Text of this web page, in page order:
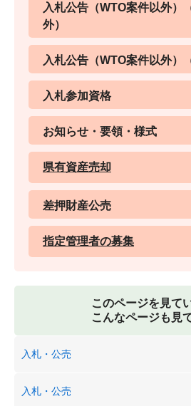
入札公告（WTO案件以外）
外）
入札公告（WTO案件以外）
入札参加資格
お知らせ・要領・様式
県有資産売却
差押財産公売
指定管理者の募集
このページを見て
こんなページも見
入札・公売
入札・公売